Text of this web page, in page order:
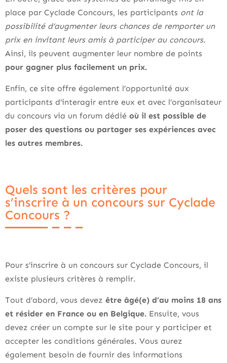
place par Cyclade Concours, les participants ont la
possibilité d’augmenter leurs chances de remporter un
prix en invitant leurs amis à participer au concours.
Ainsi, ils peuvent augmenter leur nombre de points
pour gagner plus facilement un prix.
Enfin, ce site offre également l’opportunité aux
participants d’interagir entre eux et avec l’organisateur
du concours via un forum dédié où il est possible de
poser des questions ou partager ses expériences avec
les autres membres.
Quels sont les critères pour
s’inscrire à un concours sur Cyclade
Concours ?
Pour s’inscrire à un concours sur Cyclade Concours, il
existe plusieurs critères à remplir.
Tout d’abord, vous devez être âgé(e) d’au moins 18 ans
et résider en France ou en Belgique. Ensuite, vous
devez créer un compte sur le site pour y participer et
accepter les conditions générales. Vous aurez
également besoin de fournir des informations